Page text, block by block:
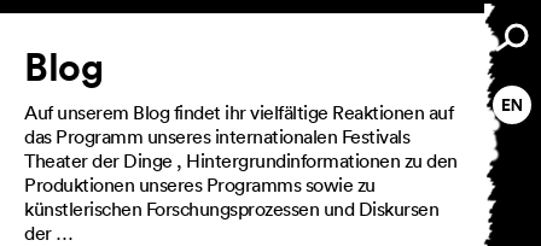
Artikel
Blog
Auf unserem Blog findet ihr vielfältige Reaktionen auf
das Programm unseres internationalen Festivals
Theater der Dinge , Hintergrundinformationen zu den
Produktionen unseres Programms sowie zu
künstlerischen Forschungsprozessen und Diskursen
der …